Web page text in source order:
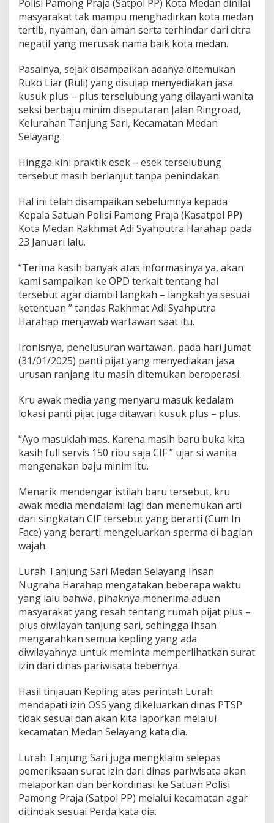
a
s
i
D
K
e
l
u
r
a
h
T
a
u
n
g
i
,
A
d
a
A
a
S
a
o
l
P
K
t
M
e
d
a
n
Polisi Pamong Praja (Satpol PP) Kota Medan dinilai
masyarakat tak mampu menghadirkan kota medan
tertib, nyaman, dan aman serta terhindar dari citra
negatif yang merusak nama baik kota medan.
Pasalnya, sejak disampaikan adanya ditemukan
Ruko Liar (Ruli) yang disulap menyediakan jasa
kusuk plus – plus terselubung yang dilayani wanita
seksi berbaju minim diseputaran Jalan Ringroad,
Kelurahan Tanjung Sari, Kecamatan Medan
Selayang.
Hingga kini praktik esek – esek terselubung
tersebut masih berlanjut tanpa penindakan.
Hal ini telah disampaikan sebelumnya kepada
Kepala Satuan Polisi Pamong Praja (Kasatpol PP)
Kota Medan Rakhmat Adi Syahputra Harahap pada
23 Januari lalu.
“Terima kasih banyak atas informasinya ya, akan
kami sampaikan ke OPD terkait tentang hal
tersebut agar diambil langkah – langkah ya sesuai
ketentuan ” tandas Rakhmat Adi Syahputra
Harahap menjawab wartawan saat itu.
Ironisnya, penelusuran wartawan, pada hari Jumat
(31/01/2025) panti pijat yang menyediakan jasa
urusan ranjang itu masih ditemukan beroperasi.
Kru awak media yang menyaru masuk kedalam
lokasi panti pijat juga ditawari kusuk plus – plus.
“Ayo masuklah mas. Karena masih baru buka kita
kasih full servis 150 ribu saja CIF ” ujar si wanita
mengenakan baju minim itu.
Menarik mendengar istilah baru tersebut, kru
awak media mendalami lagi dan menemukan arti
dari singkatan CIF tersebut yang berarti (Cum In
Face) yang berarti mengeluarkan sperma di bagian
wajah.
Lurah Tanjung Sari Medan Selayang Ihsan
Nugraha Harahap mengatakan beberapa waktu
yang lalu bahwa, pihaknya menerima aduan
masyarakat yang resah tentang rumah pijat plus –
plus diwilayah tanjung sari, sehingga Ihsan
mengarahkan semua kepling yang ada
diwilayahnya untuk meminta memperlihatkan surat
izin dari dinas pariwisata bebernya.
Hasil tinjauan Kepling atas perintah Lurah
mendapati izin OSS yang dikeluarkan dinas PTSP
tidak sesuai dan akan kita laporkan melalui
kecamatan Medan Selayang kata dia.
Lurah Tanjung Sari juga mengklaim selepas
pemeriksaan surat izin dari dinas pariwisata akan
melaporkan dan berkordinasi ke Satuan Polisi
Pamong Praja (Satpol PP) melalui kecamatan agar
ditindak sesuai Perda kata dia.